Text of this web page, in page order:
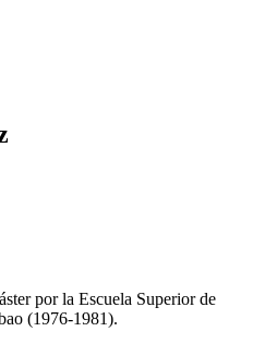
por la Escuela Superior de
(1976-1981).